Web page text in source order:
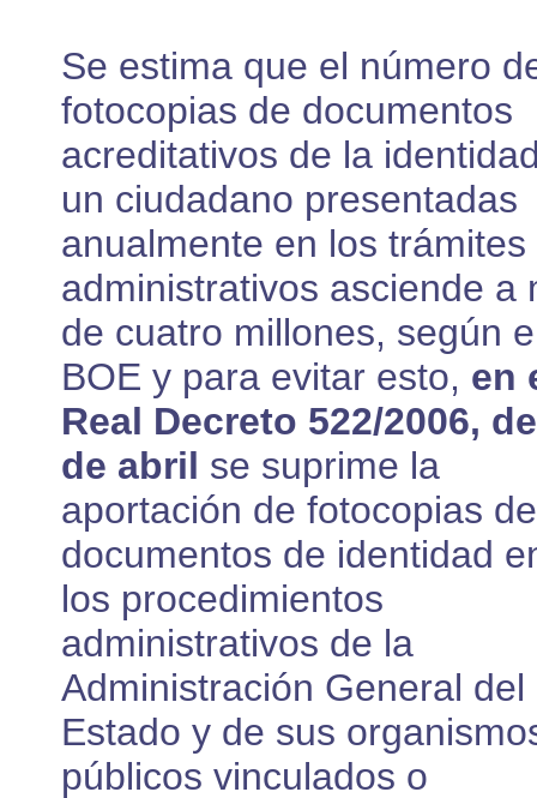
Se estima que el número
fotocopias de documentos
acreditativos de la
un ciudadano presentadas
anualmente en los trámites
administrativos asciende a
de cuatro millones, según
BOE y para evitar esto, en
Real Decreto 522/2006,
de abril se suprime la
aportación de fotocopias de
documentos de identidad
los procedimientos
administrativos de la
Administración General del
Estado y de sus
públicos vinculados o